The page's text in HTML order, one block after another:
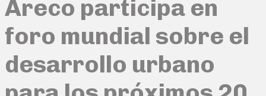
Areco participa en
foro mundial sobre el
desarrollo urbano